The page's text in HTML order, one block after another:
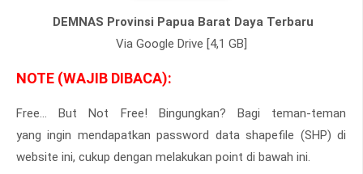
DEMNAS Provinsi Papua Barat Daya Terbaru
Via Google Drive [4,1 GB]
NOTE (WAJIB DIBACA):
Free... But Not Free! Bingungkan? Bagi teman-teman
yang ingin mendapatkan password data shapefile (SHP) di
website ini, cukup dengan melakukan point di bawah ini.